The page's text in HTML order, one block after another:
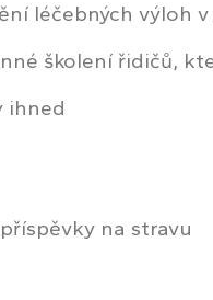
léčebných výloh
školení řidičů,
ihned
na stravu